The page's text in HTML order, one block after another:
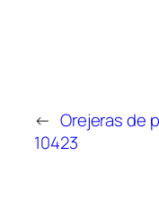
← Orejeras de
10423